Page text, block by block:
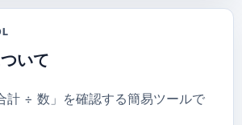
いて
計 ÷ 数」を確認する簡易ツールで